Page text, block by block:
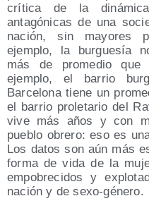
crítica de la
antagónicas de una
nación, sin mayores
ejemplo, la burguesía
más de promedio que
ejemplo, el barrio
Barcelona tiene un
el barrio proletario del
vive más años y con
pueblo obrero: eso es
Los datos son aún más
forma de vida de la
empobrecidos y
nación y de sexo-género.